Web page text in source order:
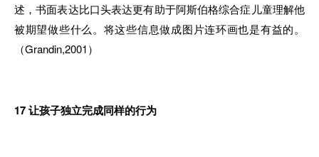
述，书面表达比口头表达更有助于阿斯伯格综合症儿童理解他
被期望做些什么。将这些信息做成图片连环画也是有益的。
（Grandin,2001）
17让孩子独立完成同样的行为